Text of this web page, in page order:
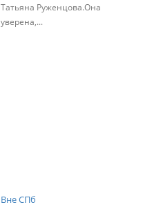
Татьяна Руженцова.Она
уверена,...
Вне СПб